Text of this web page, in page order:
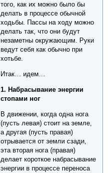
того, как их можно было бы
делать в процессе обычной
ходьбы. Пассы на ходу можно
делать так, что они будут
незаметны окружающим. Руки
ведут себя как обычно при
хотьбе.
Итак… идем…
1. Набрасывание энергии
стопами ног
В движении, когда одна нога
(пусть левая) стоит на земле,
а другая (пусть правая)
отрывается от земли сзади,
эта вторая нога (правая)
делает короткое набрасывание
энергии в процессе переноса